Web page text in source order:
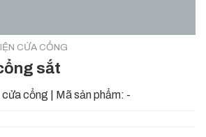
CỬA CỔNG
sắt
cửa cổng Mã sản phẩm: -